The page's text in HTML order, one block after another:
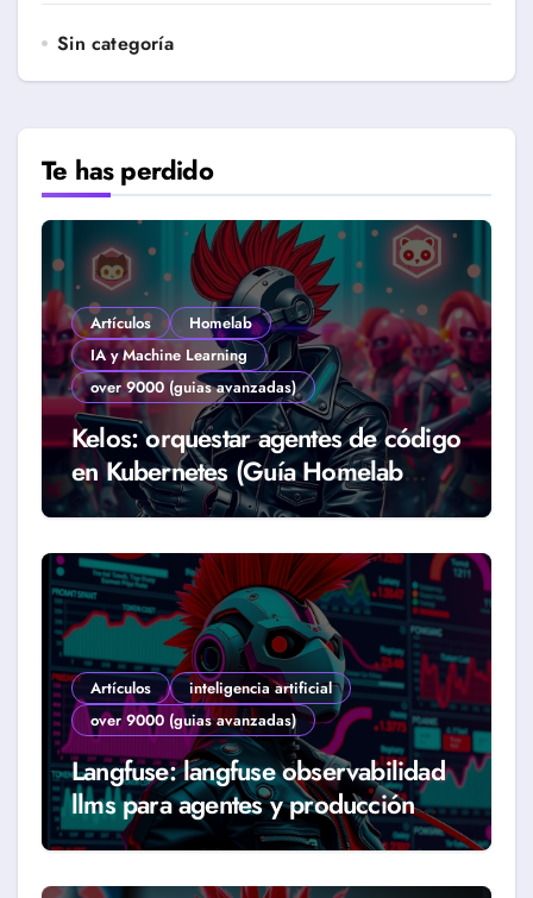
Sin categoría
Te has perdido
Artículos
Homelab
IA y Machine Learning
over 9000 (guias avanzadas)
Kelos: orquestar agentes de código
en Kubernetes (Guía Homelab
2026)
Artículos
inteligencia artificial
over 9000 (guias avanzadas)
Langfuse: langfuse observabilidad
llms para agentes y producción
real (Guía 2026)